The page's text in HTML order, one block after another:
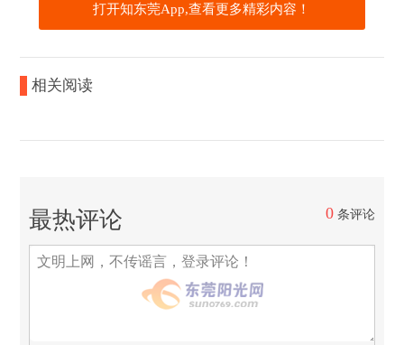
打开知东莞App,查看更多精彩内容！
相关阅读
最热评论 0 条评论